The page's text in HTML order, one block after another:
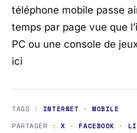
téléphone mobile passe
temps par page vue que
PC ou une console de
ici
TAGS : INTERNET ·MOBILE
PARTAGER :X · FACEBOOK ·